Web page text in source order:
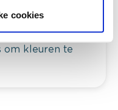
cookies
tinten om je kleur
om kleuren te